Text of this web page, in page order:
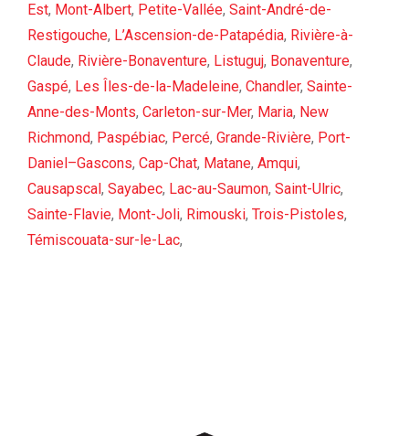
Est, Mont-Albert, Petite-Vallée, Saint-André-de-
Restigouche, L’Ascension-de-Patapédia, Rivière-à-
Claude, Rivière-Bonaventure, Listuguj, Bonaventure,
Gaspé, Les Îles-de-la-Madeleine, Chandler, Sainte-
Anne-des-Monts, Carleton-sur-Mer, Maria, New
Richmond, Paspébiac, Percé, Grande-Rivière, Port-
Daniel–Gascons, Cap-Chat, Matane, Amqui,
Causapscal , Sayabec, Lac-au-Saumon, Saint-Ulric,
Sainte-Flavie, Mont-Joli, Rimouski, Trois-Pistoles,
Témiscouata-sur-le-Lac,